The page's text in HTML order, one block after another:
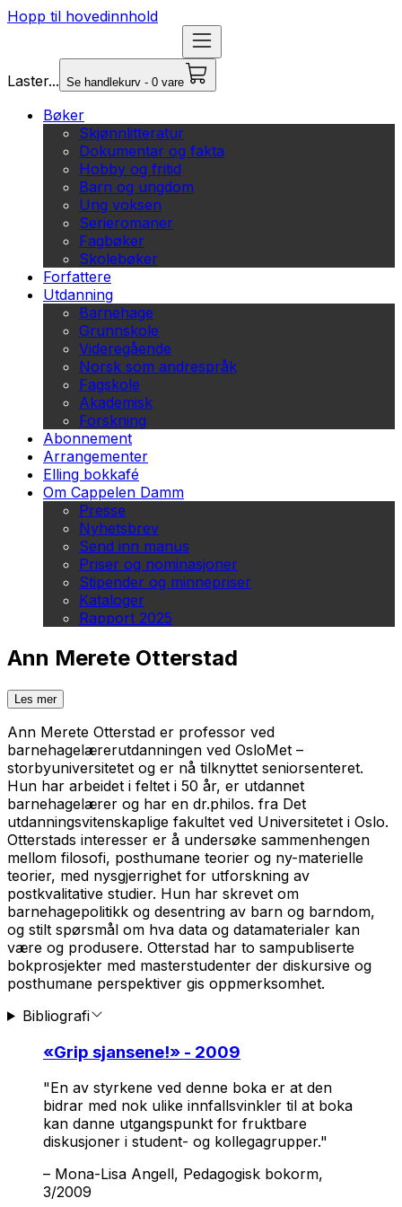
Hopp til hovedinnhold
Laster... Se handlekurv - 0 vare
Bøker
Skjønnlitteratur
Dokumentar og fakta
Hobby og fritid
Barn og ungdom
Ung voksen
Serieromaner
Fagbøker
Skolebøker
Forfattere
Utdanning
Barnehage
Grunnskole
Videregående
Norsk som andrespråk
Fagskole
Akademisk
Forskning
Abonnement
Arrangementer
Elling bokkafé
Om Cappelen Damm
Presse
Nyhetsbrev
Send inn manus
Priser og nominasjoner
Stipender og minnepriser
Kataloger
Rapport 2025
Ann Merete Otterstad
Les mer
Ann Merete Otterstad er professor ved
barnehagelærerutdanningen ved OsloMet –
storbyuniversitetet og er nå tilknyttet seniorsenteret.
Hun har arbeidet i feltet i 50 år, er utdannet
barnehagelærer og har en dr.philos. fra Det
utdanningsvitenskaplige fakultet ved Universitetet i Oslo.
Otterstads interesser er å undersøke sammenhengen
mellom filosofi, posthumane teorier og ny-materielle
teorier, med nysgjerrighet for utforskning av
postkvalitative studier. Hun har skrevet om
barnehagepolitikk og desentring av barn og barndom,
og stilt spørsmål om hva data og datamaterialer kan
være og produsere. Otterstad har to sampubliserte
bokprosjekter med masterstudenter der diskursive og
posthumane perspektiver gis oppmerksomhet.
Bibliografi
«Grip sjansene!» - 2009
"En av styrkene ved denne boka er at den
bidrar med nok ulike innfallsvinkler til at boka
kan danne utgangspunkt for fruktbare
diskusjoner i student- og kollegagrupper."
– Mona-Lisa Angell, Pedagogisk bokorm,
3/2009